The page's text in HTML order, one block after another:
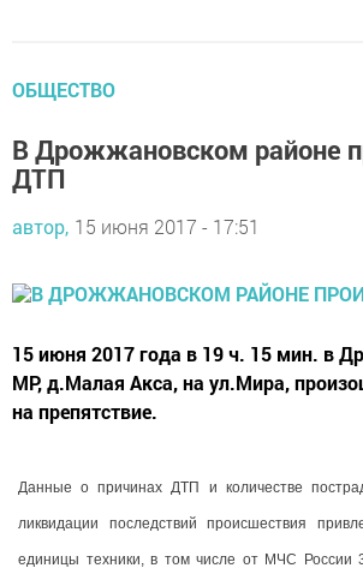
ОБЩЕСТВО
В Дрожжановском районе
ДТП
автор, 15 июня 2017 - 17:51
15 июня 2017 года в 19 ч. 15 мин. в
МР, д.Малая Акса, на ул.Мира,
на препятствие.
Данные о причинах ДТП и количестве
ликвидации последствий происшествия
единицы техники, в том числе от МЧС России